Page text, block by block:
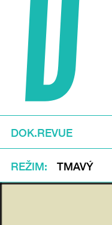
DOK.REVUE
REŽIM TMAVÝ